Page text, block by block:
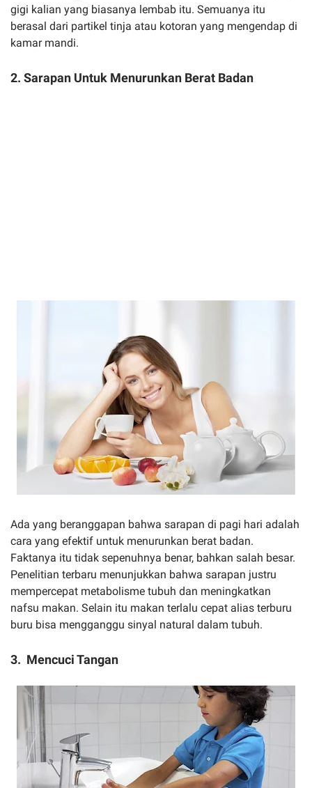
gigi kalian yang biasanya lembab itu. Semuanya itu
berasal dari partikel tinja atau kotoran yang mengendap di
kamar mandi.
2. Sarapan Untuk Menurunkan Berat Badan
Ada yang beranggapan bahwa sarapan di pagi hari adalah
cara yang efektif untuk menurunkan berat badan.
Faktanya itu tidak sepenuhnya benar, bahkan salah besar.
Penelitian terbaru menunjukkan bahwa sarapan justru
mempercepat metabolisme tubuh dan meningkatkan
nafsu makan. Selain itu makan terlalu cepat alias terburu
buru bisa mengganggu sinyal natural dalam tubuh.
3. Mencuci Tangan